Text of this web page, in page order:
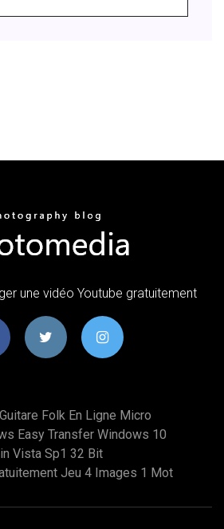
une vidéo Youtube gratuitement
Folk En Ligne Micro
Easy Transfer Windows 10
Vista Sp1 32 Bit
Jeu 4 Images 1 Mot